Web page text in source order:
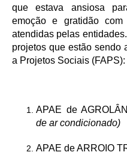
que estava ansiosa
emoção e gratidão
atendidas pelas
projetos que estão sendo
a Projetos Sociais (FAPS):
APAE de
de ar condicionado)
APAE de ARROIO